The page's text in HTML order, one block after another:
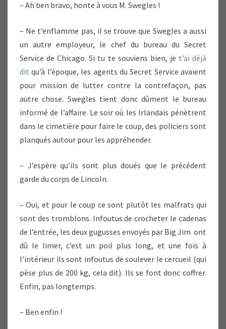
– Ah ben bravo, honte à vous M. Swegles !
– Ne t’enflamme pas, il se trouve que Swegles a aussi
un autre employeur, le chef du bureau du Secret
Service de Chicago. Si tu te souviens bien, je t’ai déjà
dit qu’à l’époque, les agents du Secret Service avaient
pour mission de lutter contre la contrefaçon, pas
autre chose. Swegles tient donc dûment le bureau
informé de l’affaire. Le soir où les Irlandais pénètrent
dans le cimetière pour faire le coup, des policiers sont
planqués autour pour les appréhender.
– J’espère qu’ils sont plus doués que le précédent
garde du corps de Lincoln.
– Oui, et pour le coup ce sont plutôt les malfrats qui
sont des tromblons. Infoutus de crocheter le cadenas
de l’entrée, les deux gugusses envoyés par Big Jim ont
dû le limer, c’est un poil plus long, et une fois à
l’intérieur ils sont infoutus de soulever le cercueil (qui
pèse plus de 200 kg, cela dit). Ils se font donc coffrer.
Enfin, pas longtemps.
– Ben enfin !